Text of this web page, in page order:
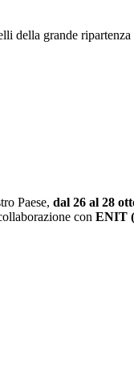
della grande
Paese, dal 26 al 28
con ENIT